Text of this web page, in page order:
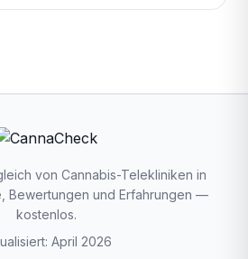
von Cannabis-Telekliniken in
Bewertungen und Erfahrungen —
kostenlos.
April 2026